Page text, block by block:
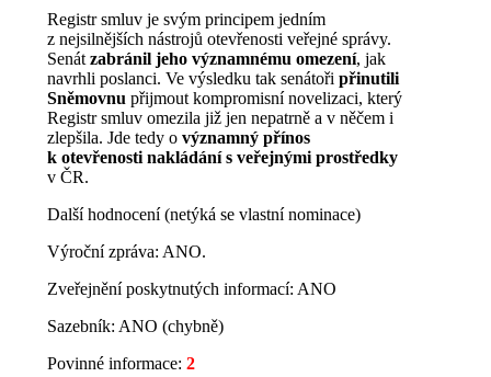
Registr smluv je svým principem jedním
z nejsilnějších nástrojů otevřenosti veřejné správy.
Senát zabránil jeho významnému omezení, jak
navrhli poslanci. Ve výsledku tak senátoři přinutili
Sněmovnu přijmout kompromisní novelizaci, který
Registr smluv omezila již jen nepatrně a v něčem i
zlepšila. Jde tedy o významný přínos
k otevřenosti nakládání s veřejnými prostředky
v ČR.
Další hodnocení (netýká se vlastní nominace)
Výroční zpráva: ANO.
Zveřejnění poskytnutých informací: ANO
Sazebník: ANO (chybně)
Povinné informace: 2